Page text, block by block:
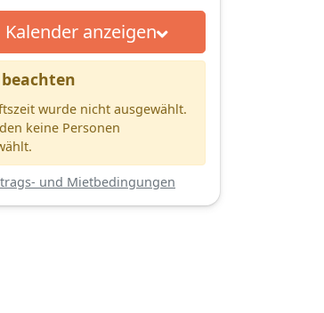
Kalender anzeigen
wurde nicht ausgewählt.
keine Personen
und Mietbedingungen